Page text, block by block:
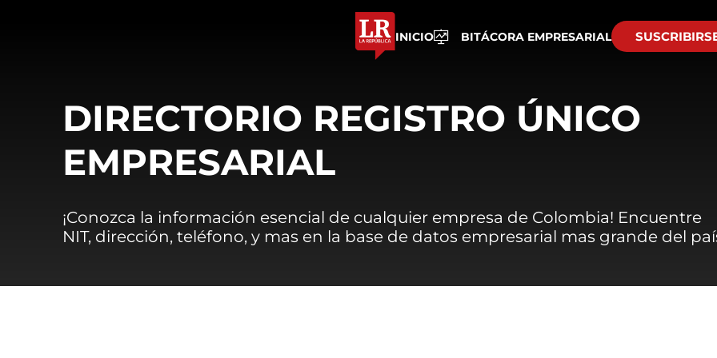
INICIO BITÁCORA EMPRESARIAL
DIRECTORIO REGISTRO ÚNICO
EMPRESARIAL
¡Conozca la información esencial de cualquier empresa de Colombia! Encuentre
NIT, dirección, teléfono, y mas en la base de datos empresarial mas grande del